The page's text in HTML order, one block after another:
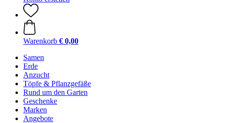
Warenkorb € 0,00
Samen
Erde
Anzucht
Töpfe & Pflanzgefäße
Rund um den Garten
Geschenke
Marken
Angebote